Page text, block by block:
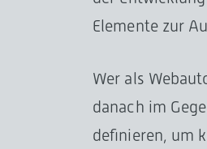
Elemente zur
Wer als
danach im
definieren, um